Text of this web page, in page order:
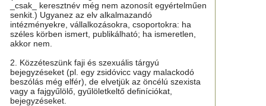
_csak_ keresztnév még nem azonosít egyértelműen
senkit.) Ugyanez az elv alkalmazandó
intézményekre, vállalkozásokra, csoportokra: ha
széles körben ismert, publikálható; ha ismeretlen,
akkor nem.
2. Közzéteszünk faji és szexuális tárgyú
bejegyzéseket (pl. egy zsidóvicc vagy malackodó
beszólás még elfér), de elvetjük az öncélú szexista
vagy a fajgyűlölő, gyűlöletkeltő definíciókat,
bejegyzéseket.